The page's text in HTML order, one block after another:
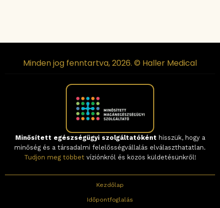
Minden jog fenntartva, 2026. © Haller Medical
Minősített egészségügyi szolgáltatóként hisszük, hogy a
minőség és a társadalmi felelősségvállalás elválaszthatatlan.
Tudjon meg többetvíziónkról és közös küldetésünkről!
Kezdőlap
Időpontfoglalás